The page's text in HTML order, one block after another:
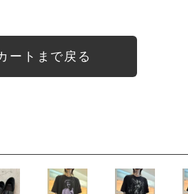
ートまで戻る